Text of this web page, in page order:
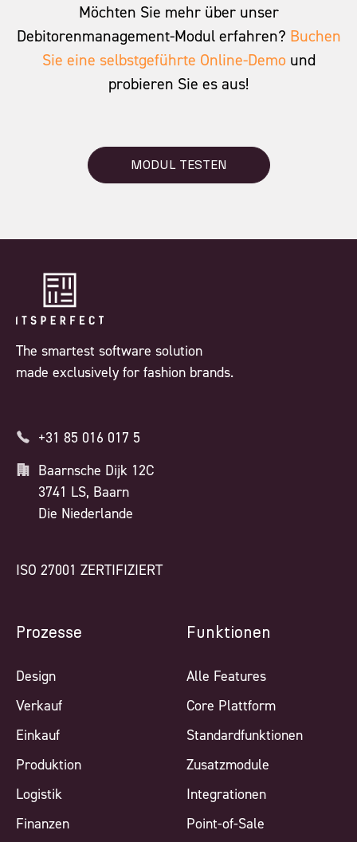
Möchten Sie mehr über unser
Debitorenmanagement-Modul erfahren? Buchen
Sie eine selbstgeführte Online-Demo und
probieren Sie es aus!
MODUL TESTEN
The smartest software solution
made exclusively for fashion brands.
+31 85 016 017 5
Baarnsche Dijk 12C
3741 LS, Baarn
Die Niederlande
ISO 27001 ZERTIFIZIERT
Prozesse
Design
Verkauf
Einkauf
Produktion
Logistik
Finanzen
Funktionen
Alle Features
Core Plattform
Standardfunktionen
Zusatzmodule
Integrationen
Point-of-Sale